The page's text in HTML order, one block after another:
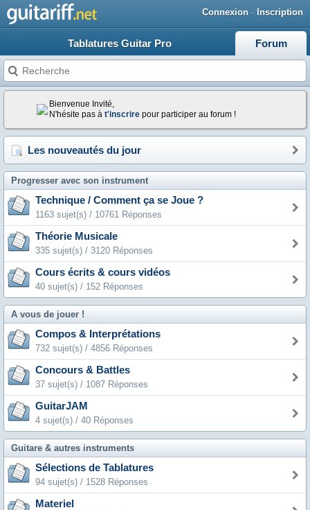
Connexion · Inscription
Tablatures Guitar Pro Forum
Bienvenue Invité,
N'hésite pas à t'inscrire pour participer au forum !
Les nouveautés du jour
Progresser avec son instrument
Technique / Comment ça se Joue ?
1163 sujet(s) / 10761 Réponses
Théorie Musicale
335 sujet(s) / 3120 Réponses
Cours écrits & cours vidéos
40 sujet(s) / 152 Réponses
A vous de jouer !
Compos & Interprétations
732 sujet(s) / 4856 Réponses
Concours & Battles
37 sujet(s) / 1087 Réponses
GuitarJAM
4 sujet(s) / 40 Réponses
Guitare & autres instruments
Sélections de Tablatures
94 sujet(s) / 1528 Réponses
Materiel